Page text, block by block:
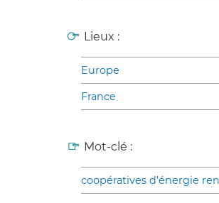
Lieux :
Europe
France
Mot-clé :
coopératives d’énergie